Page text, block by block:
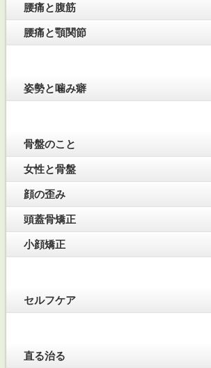
腰痛と腹筋
腰痛と顎関節
姿勢と噛み癖
骨盤のこと
女性と骨盤
顔の歪み
頭蓋骨矯正
小顔矯正
セルフケア
直る治る